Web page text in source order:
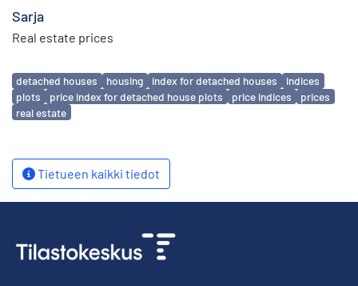
Sarja
Real estate prices
Avainsanat
detached houses housing index for detached houses
indices
plots
price index for detached house plots price indices
prices
real estate
Tietueen kaikki tiedot